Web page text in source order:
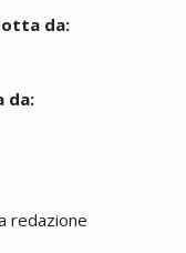
da:
da:
redazione